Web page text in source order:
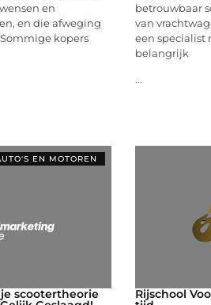
en
en die afweging
kopers
betrouwbaar
van
een specialist
belangrijk
...
EN MOTOREN
scootertheorie Rijschool